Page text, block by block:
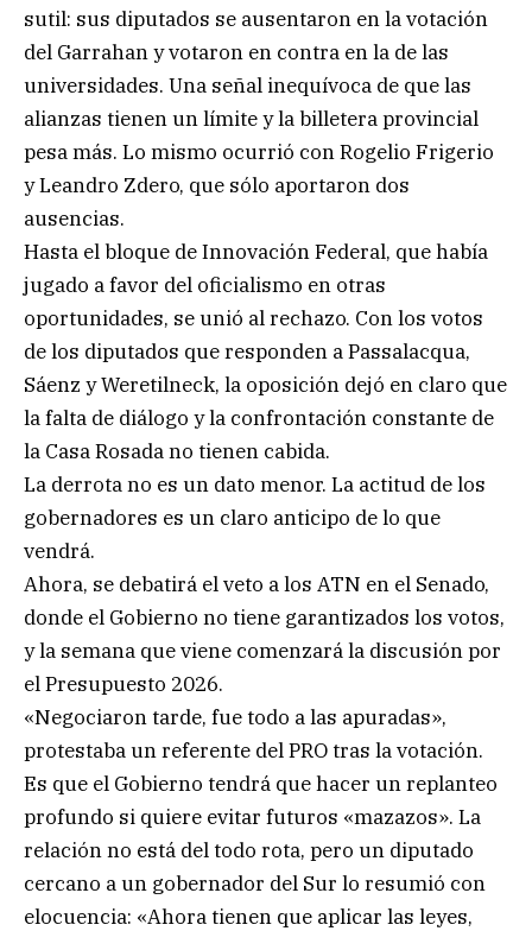
sutil: sus diputados se ausentaron en la votación
del Garrahan y votaron en contra en la de las
universidades. Una señal inequívoca de que las
alianzas tienen un límite y la billetera provincial
pesa más. Lo mismo ocurrió con Rogelio Frigerio
y Leandro Zdero, que sólo aportaron dos
ausencias.
Hasta el bloque de Innovación Federal, que había
jugado a favor del oficialismo en otras
oportunidades, se unió al rechazo. Con los votos
de los diputados que responden a Passalacqua,
Sáenz y Weretilneck, la oposición dejó en claro que
la falta de diálogo y la confrontación constante de
la Casa Rosada no tienen cabida.
La derrota no es un dato menor. La actitud de los
gobernadores es un claro anticipo de lo que
vendrá.
Ahora, se debatirá el veto a los ATN en el Senado,
donde el Gobierno no tiene garantizados los votos,
y la semana que viene comenzará la discusión por
el Presupuesto 2026.
«Negociaron tarde, fue todo a las apuradas»,
protestaba un referente del PRO tras la votación.
Es que el Gobierno tendrá que hacer un replanteo
profundo si quiere evitar futuros «mazazos». La
relación no está del todo rota, pero un diputado
cercano a un gobernador del Sur lo resumió con
elocuencia: «Ahora tienen que aplicar las leyes,